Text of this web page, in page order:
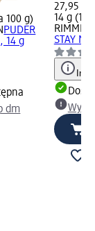
100 g)
PUDER
14 g
dm
27,95 zł
14 g
RIMMEL
STAY